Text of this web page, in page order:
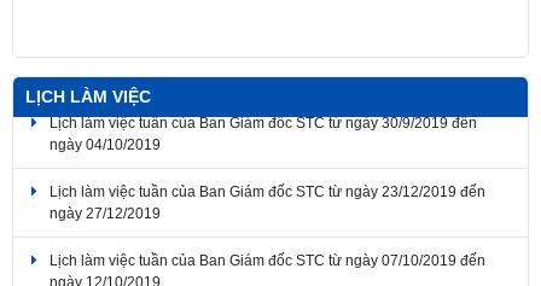
LỊCH LÀM VIỆC
Lịch làm việc tuần của Ban Giám đốc STC từ ngày 30/9/2019 đến
ngày 04/10/2019
Lịch làm việc tuần của Ban Giám đốc STC từ ngày 23/12/2019 đến
ngày 27/12/2019
Lịch làm việc tuần của Ban Giám đốc STC từ ngày 07/10/2019 đến
ngày 12/10/2019